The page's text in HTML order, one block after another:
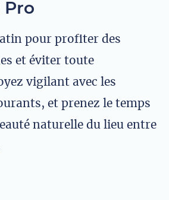
Pro
pour profiter des
et éviter toute
vigilant avec les
et prenez le temps
naturelle du lieu entre